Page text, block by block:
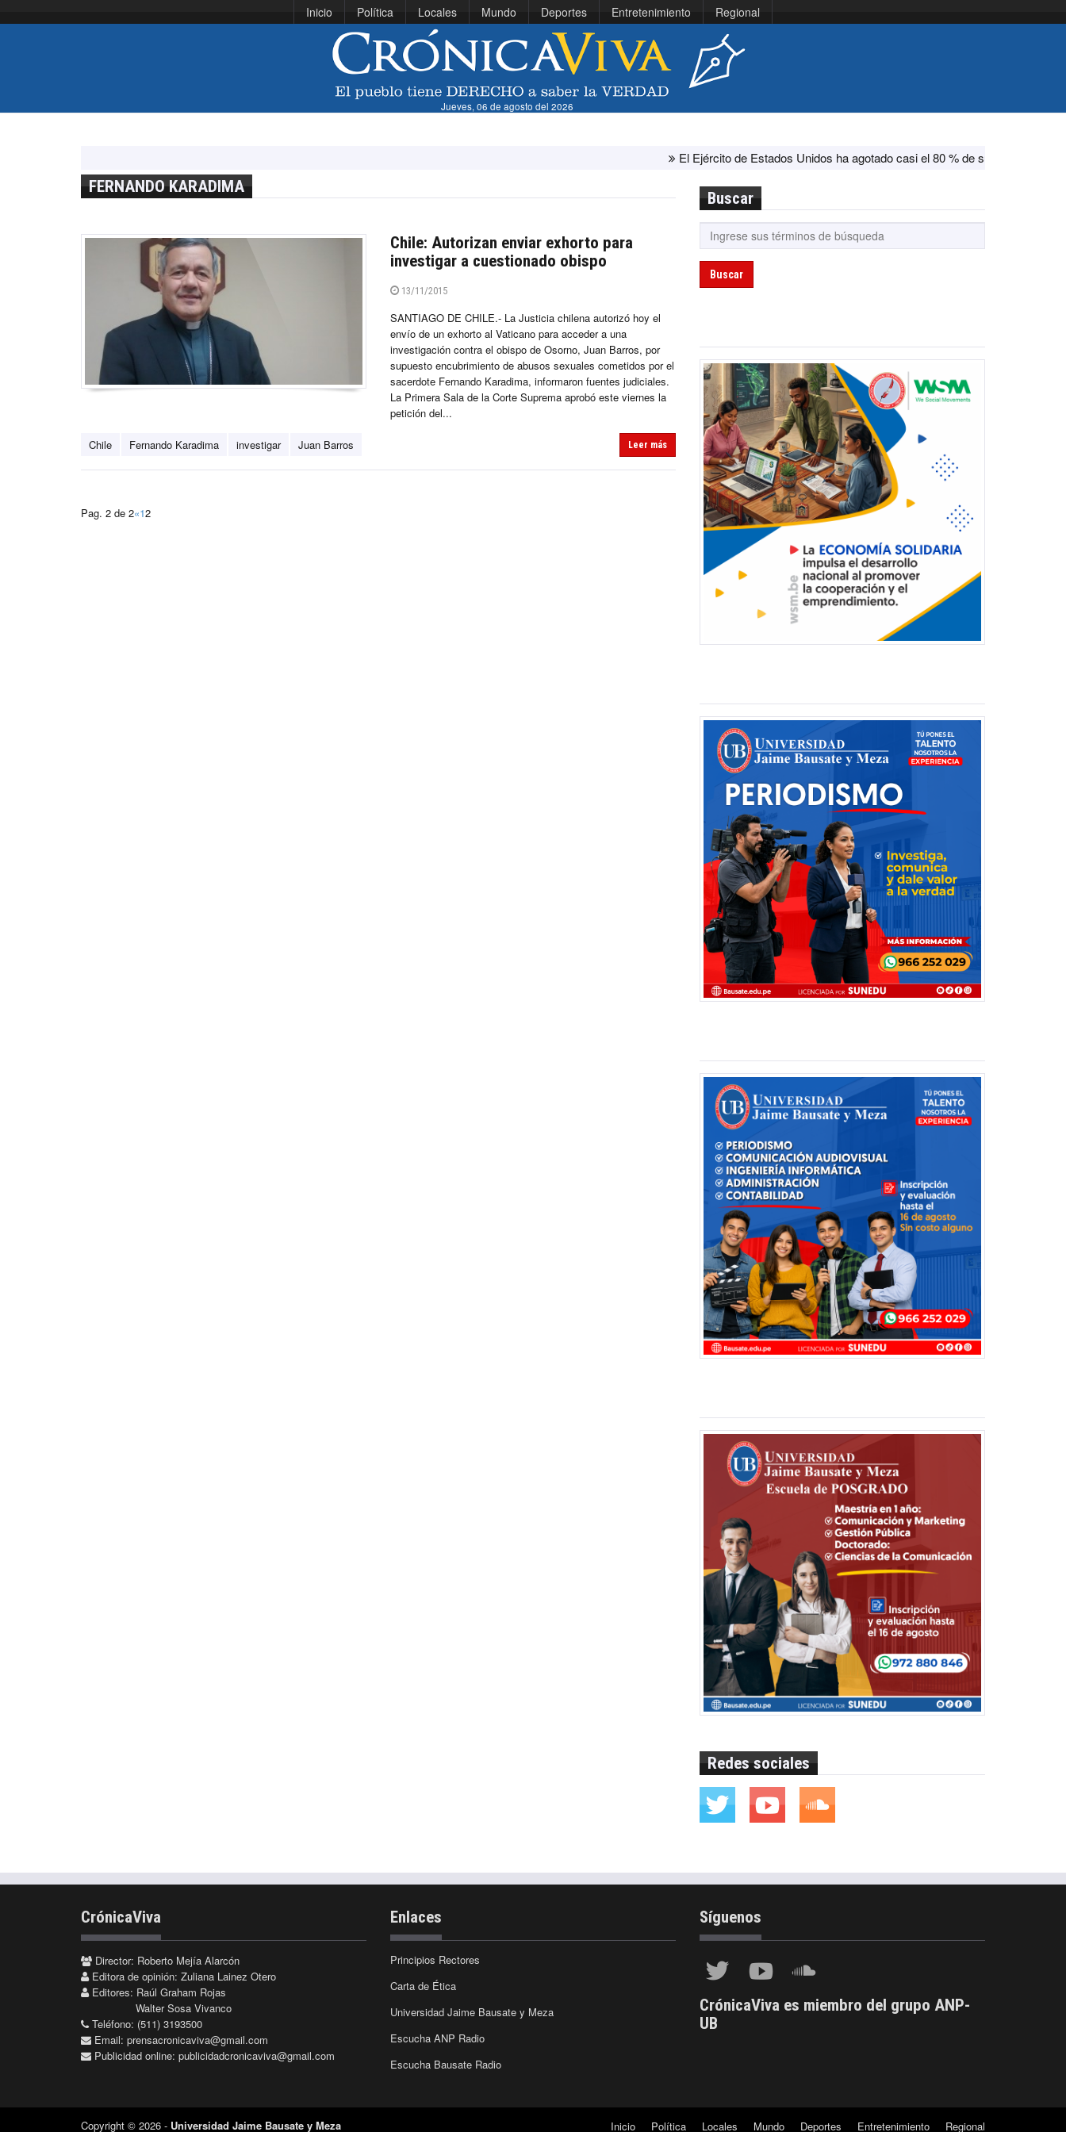
Inicio Política Locales Mundo Deportes Entretenimiento Regional
Jueves, 06 de agosto del 2026
El Ejército de Estados Unidos ha agotado casi el 80 % de su sistema antimisiles,
FERNANDO KARADIMA
Chile: Autorizan enviar exhorto para
investigar a cuestionado obispo
13/11/2015
SANTIAGO DE CHILE.- La Justicia chilena autorizó hoy el
envío de un exhorto al Vaticano para acceder a una
investigación contra el obispo de Osorno, Juan Barros, por
supuesto encubrimiento de abusos sexuales cometidos por el
sacerdote Fernando Karadima, informaron fuentes judiciales.
La Primera Sala de la Corte Suprema aprobó este viernes la
petición del...
Chile Fernando Karadima investigar Juan Barros Leer más
Pag. 2 de 2«12
Buscar
Buscar
Redes sociales
CrónicaViva
Director: Roberto Mejía Alarcón
Editora de opinión: Zuliana Lainez Otero
Editores: Raúl Graham Rojas
Walter Sosa Vivanco
Teléfono: (511) 3193500
Email: prensacronicaviva@gmail.com
Publicidad online: publicidadcronicaviva@gmail.com
Enlaces
Principios Rectores
Carta de Ética
Universidad Jaime Bausate y Meza
Escucha ANP Radio
Escucha Bausate Radio
Síguenos
CrónicaViva es miembro del grupo ANP-
UB
Copyright © 2026 - Universidad Jaime Bausate y Meza Inicio Política Locales Mundo Deportes Entretenimiento Regional